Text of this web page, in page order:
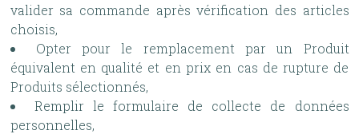
valider sa commande après vérification des articles
choisis,
Opter pour le remplacement par un Produit
équivalent en qualité et en prix en cas de rupture de
Produits sélectionnés,
Remplir le formulaire de collecte de données
personnelles,